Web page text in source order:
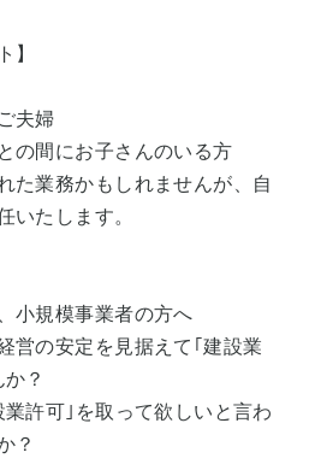
】
夫婦
の間にお子さんのいる方
た業務かもしれませんが、自
いたします。
小規模事業者の方へ
営の安定を見据えて｢建設業
？
許可｣を取って欲しいと言わ
？